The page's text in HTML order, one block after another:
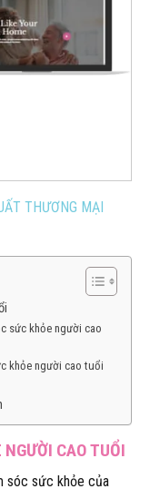
THƯƠNG MẠI
sức khỏe người cao
khỏe người cao tuổi
CAO TUỔI
sóc sức khỏe của